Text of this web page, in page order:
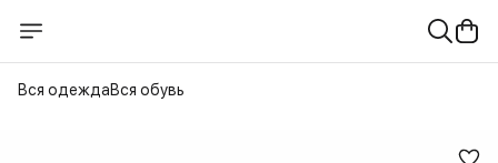
Вся одеждаВся обувь